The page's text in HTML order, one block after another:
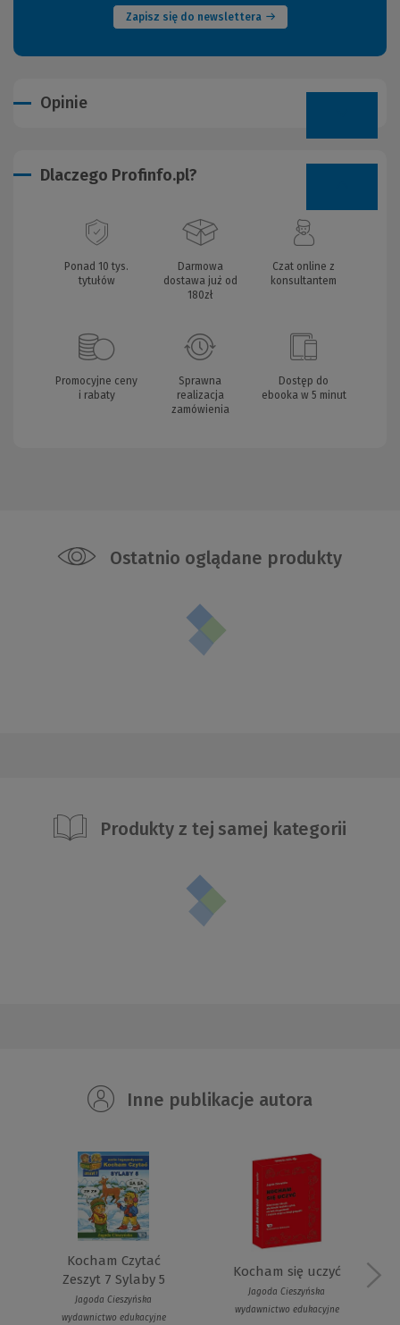
Zapisz się do newslettera
Opinie
Dlaczego Profinfo.pl?
Ponad 10 tys.
tytułów
Darmowa
dostawa już od
180zł
Czat online z
konsultantem
Promocyjne ceny
i rabaty
Sprawna
realizacja
zamówienia
Dostęp do
ebooka w 5 minut
Ostatnio oglądane produkty
Produkty z tej samej kategorii
Inne publikacje autora
Kocham Czytać
Zeszyt 7 Sylaby 5
Jagoda Cieszyńska
wydawnictwo edukacyjne
Kocham się uczyć
Jagoda Cieszyńska
wydawnictwo edukacyjne